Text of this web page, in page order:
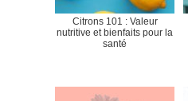
Citrons 101 : Valeur
nutritive et bienfaits pour la
santé